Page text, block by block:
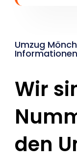
Umzug
Informationen
Wir
den